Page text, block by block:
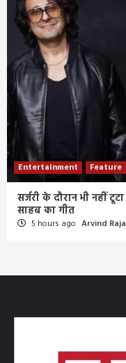
Entertainment Feature
सर्जरी के दौरान भी नहीं
साहब का गीत
5 hours ago Arvind